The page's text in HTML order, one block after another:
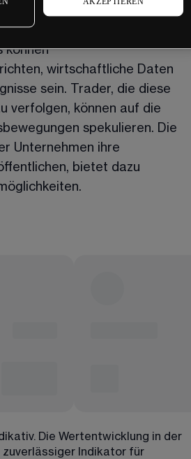
oft stark auf Nachrichten
können
wirtschaftliche Daten
sein. Trader, die diese
verfolgen, können auf die
spekulieren. Die
Unternehmen ihre
bietet dazu
Die Wertentwicklung in der
Indikator für